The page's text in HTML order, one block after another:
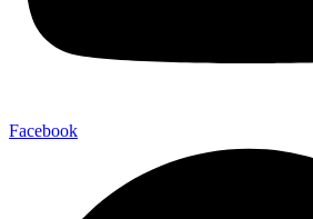
Facebook